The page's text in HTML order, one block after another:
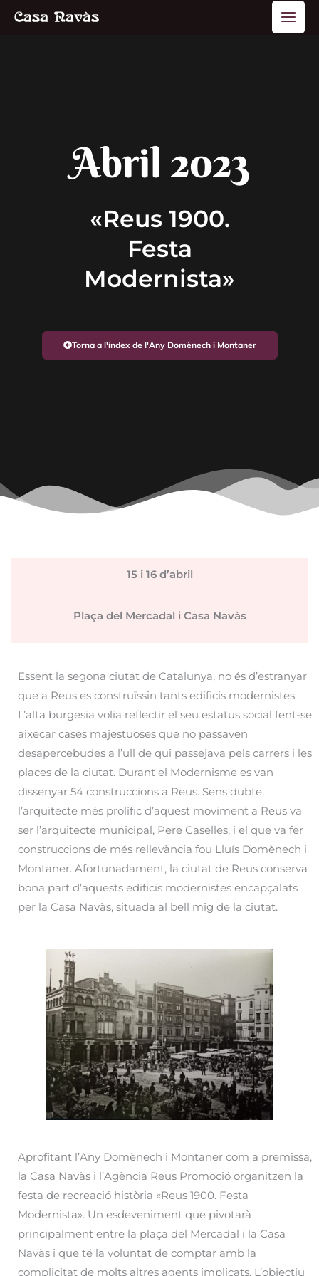
Main
Abril 2023
«Reus 1900.
Festa
Modernista»
Torna a l'índex de l'Any Domènech i Montaner
15 i 16 d’abril
Plaça del Mercadal i Casa Navàs
Essent la segona ciutat de Catalunya, no és d’estranyar
que a Reus es construïssin tants edificis modernistes.
L’alta burgesia volia reflectir el seu estatus social fent-se
aixecar cases majestuoses que no passaven
desapercebudes a l’ull de qui passejava pels carrers i les
places de la ciutat. Durant el Modernisme es van
dissenyar 54 construccions a Reus. Sens dubte,
l’arquitecte més prolífic d’aquest moviment a Reus va
ser l’arquitecte municipal, Pere Caselles, i el que va fer
construccions de més rellevància fou Lluís Domènech i
Montaner. Afortunadament, la ciutat de Reus conserva
bona part d’aquests edificis modernistes encapçalats
per la Casa Navàs, situada al bell mig de la ciutat.
Aprofitant l’Any Domènech i Montaner com a premissa,
la Casa Navàs i l’Agència Reus Promoció organitzen la
festa de recreació història «Reus 1900. Festa
Modernista». Un esdeveniment que pivotarà
principalment entre la plaça del Mercadal i la Casa
Navàs i que té la voluntat de comptar amb la
complicitat de molts altres agents implicats. L’objectiu